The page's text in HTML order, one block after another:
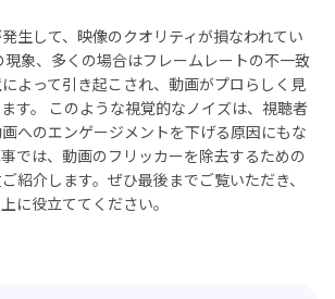
生して、映像のクオリティが損なわれてい
現象、多くの場合はフレームレートの不一致
よって引き起こされ、動画がプロらしく見
す。 このような視覚的なノイズは、視聴者
へのエンゲージメントを下げる原因にもな
では、動画のフリッカーを除去するための
紹介します。ぜひ最後までご覧いただき、
に役立ててください。